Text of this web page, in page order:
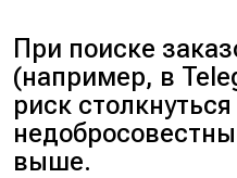
При поиске
(например, в
риск столкнуться
выше.